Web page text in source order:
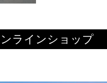
ラインショップ